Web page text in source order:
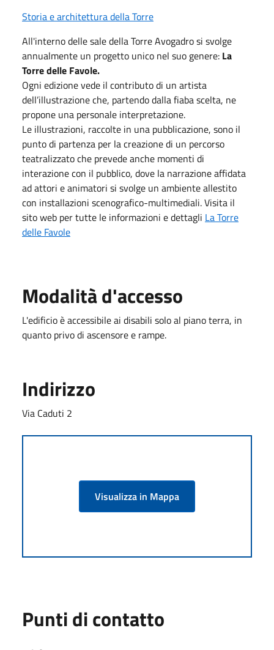
Storia e architettura della Torre
All'interno delle sale della Torre Avogadro si svolge
annualmente un progetto unico nel suo genere: La
Torre delle Favole.
Ogni edizione vede il contributo di un artista
dell’illustrazione che, partendo dalla fiaba scelta, ne
propone una personale interpretazione.
Le illustrazioni, raccolte in una pubblicazione, sono il
punto di partenza per la creazione di un percorso
teatralizzato che prevede anche momenti di
interazione con il pubblico, dove la narrazione affidata
ad attori e animatori si svolge un ambiente allestito
con installazioni scenografico-multimediali. Visita il
sito web per tutte le informazioni e dettagli La Torre
delle Favole
Modalità d'accesso
L'edificio è accessibile ai disabili solo al piano terra, in
quanto privo di ascensore e rampe.
Indirizzo
Via Caduti 2
Visualizza in Mappa
Punti di contatto